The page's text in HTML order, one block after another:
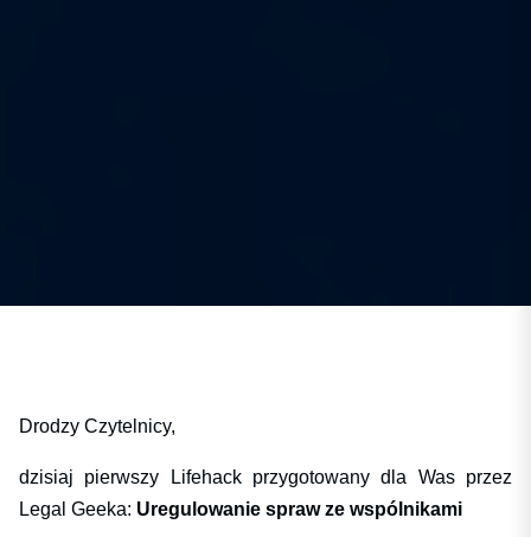
Drodzy Czytelnicy,
dzisiaj pierwszy Lifehack przygotowany dla Was przez
Legal Geeka: Uregulowanie spraw ze wspólnikami